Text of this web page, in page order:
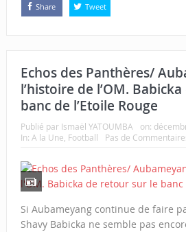
Share Tweet
Echos des Panthères/
l’histoire de l’OM.
banc de l’Etoile Rouge
Publié par Ismaël YATOUMBA on:
In: A la Une, Football Pas de
Si Aubameyang continue de faire
Shavy Babicka ne semble pas